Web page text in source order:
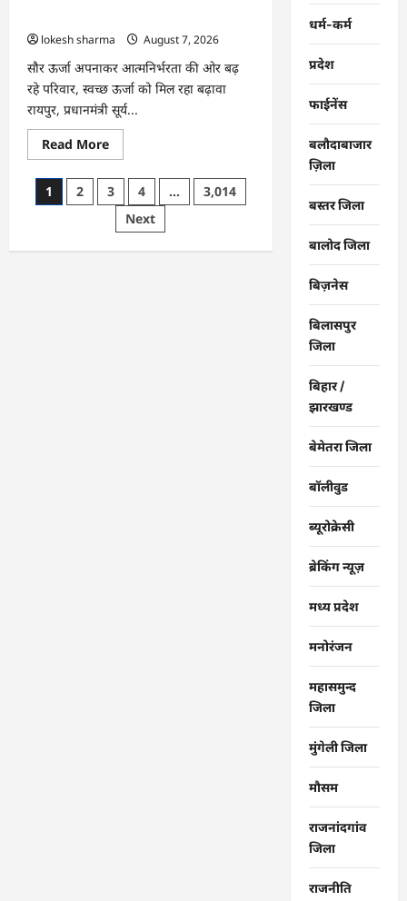
lokesh sharma
August 7, 2026
सौर ऊर्जा अपनाकर आत्मनिर्भरता की ओर बढ़
रहे परिवार, स्वच्छ ऊर्जा को मिल रहा बढ़ावा
रायपुर, प्रधानमंत्री सूर्य...
Read MoreRead
more
CG
:
पीएम
घर
Posts
1 2 3 4 …
3,014
Next
धर्म-कर्म
प्रदेश
फाईनेंस
बलौदाबाजार
ज़िला
बस्तर जिला
बालोद जिला
बिज़नेस
बिलासपुर
जिला
बिहार /
झारखण्ड
बेमेतरा जिला
बॉलीवुड
ब्यूरोक्रेसी
ब्रेकिंग न्यूज़
मध्य प्रदेश
मनोरंजन
महासमुन्द
जिला
मुंगेली जिला
मौसम
राजनांदगांव
जिला
राजनीति